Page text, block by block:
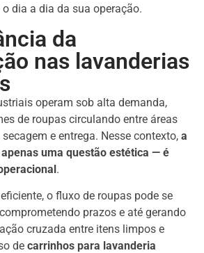
dia a dia da sua operação.
da
nas lavanderias
operam sob alta demanda,
de roupas circulando entre áreas
e entrega. Nesse contexto, a
uma questão estética — é
.
o fluxo de roupas pode se
prazos e até gerando
cruzada entre itens limpos e
de carrinhos para lavanderia